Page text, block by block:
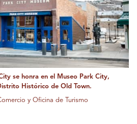
se honra en el Museo Park City,
Histórico de Old Town.
y Oficina de Turismo